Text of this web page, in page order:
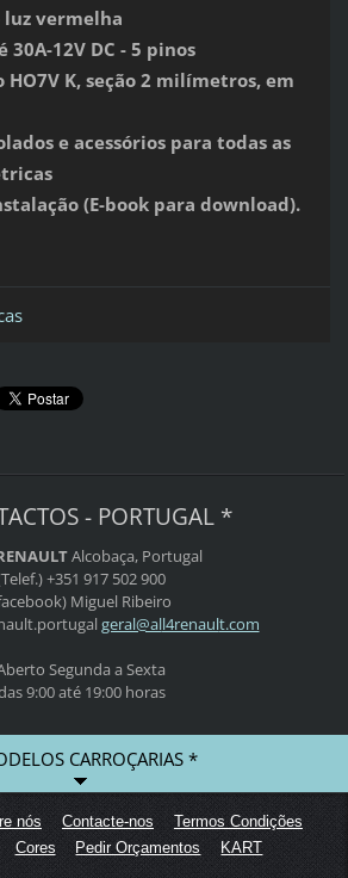
vermelha
30A-12V DC - 5 pinos
HO7V K, seção 2 milímetros, em
e acessórios para todas as
(E-book para download).
- PORTUGAL *
Alcobaça, Portugal
+351 917 502 900
Miguel Ribeiro
geral@all4renault.com
Segunda a Sexta
9:00 até 19:00 horas
CARROÇARIAS *
nós Contacte-nos
Termos Condições
Cores Pedir Orçamentos KART